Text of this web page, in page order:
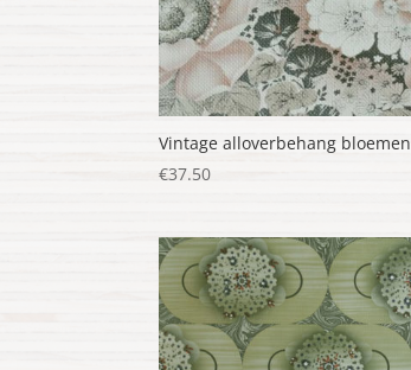
Vintage alloverbehang bloemen
€37.50